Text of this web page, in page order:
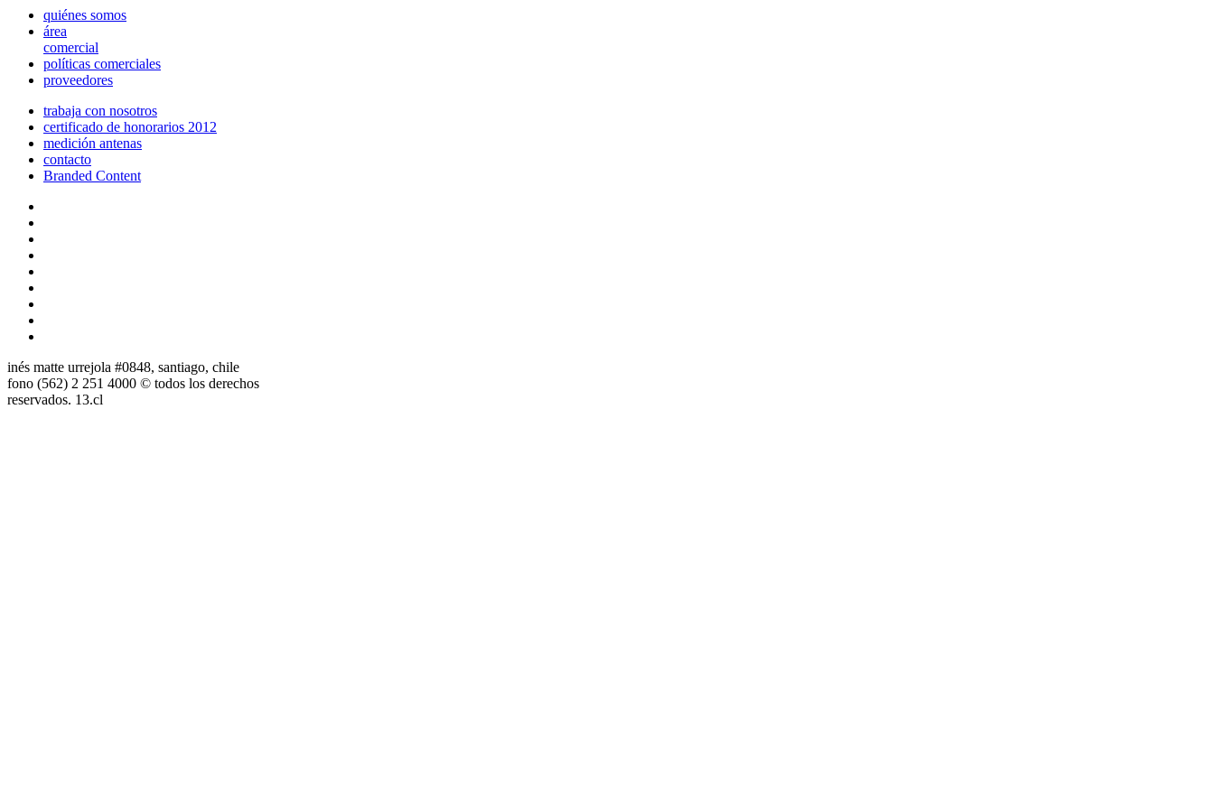
quiénes somos
área
comercial
políticas comerciales
proveedores
trabaja con nosotros
certificado de honorarios 2012
medición antenas
contacto
Branded Content
inés matte urrejola #0848, santiago, chile
fono (562) 2 251 4000 © todos los derechos
reservados. 13.cl